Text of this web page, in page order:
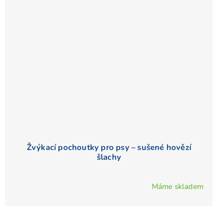
Žvýkací pochoutky pro psy – sušené hovězí
šlachy
Máme skladem